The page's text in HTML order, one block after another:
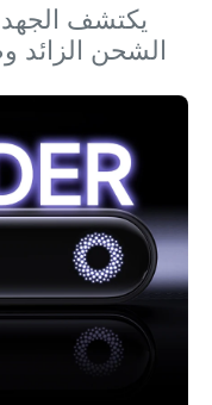
يكتشف الجهد
الشحن الزائد